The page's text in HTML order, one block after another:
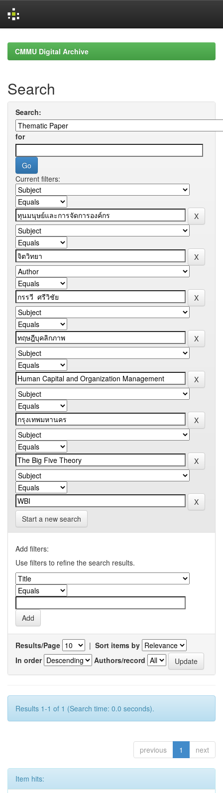
navigationCMMU Digital Archive
Search
Search:
for
Current filters:
Start a new search
Add filters:
Use filters to refine the search results.
Results/Page | Sort items by
In order
Authors/record
Results 1-1 of 1 (Search time: 0.0 seconds).
previous 1 next
Item hits: